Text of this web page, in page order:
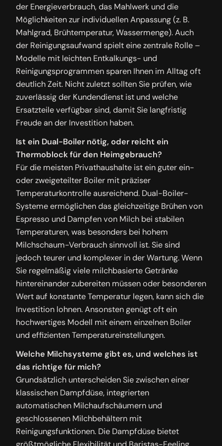
der Energieverbrauch, das Mahlwerk und die
Möglichkeiten zur individuellen Anpassung (z. B.
Mahlgrad, Brühtemperatur, Wassermenge). Auch
der Reinigungsaufwand spielt eine zentrale Rolle –
Modelle mit leichten Entkalkungs- und
Reinigungsprogrammen sparen Ihnen im Alltag oft
deutlich Zeit. Nicht zuletzt sollten Sie prüfen, wie
zuverlässig der Kundendienst ist und welche
Ersatzteile verfügbar sind, damit Sie langfristig
Freude an der Investition haben.
Ist ein Dual-Boiler nötig, oder reicht ein
Thermoblock für den Heimgebrauch?
Für die meisten Privathaushalte ist ein guter ein-
oder zweigeteilter Boiler mit präziser
Temperaturkontrolle ausreichend. Dual-Boiler-
Systeme ermöglichen das gleichzeitige Brühen von
Espresso und Dampfen von Milch bei stabilen
Temperaturen, was besonders bei hohem
Milchschaum-Verbrauch sinnvoll ist. Sie sind
jedoch teurer und komplexer in der Wartung. Wenn
Sie regelmäßig viele milchbasierte Getränke
hintereinander zubereiten müssen oder besonderen
Wert auf konstante Temperatur legen, kann sich die
Investition lohnen. Ansonsten genügt oft ein
hochwertiges Modell mit einem einzelnen Boiler
und effizienten Temperatureinstellungen.
Welche Milchsysteme gibt es, und welches ist
das richtige für mich?
Grundsätzlich unterscheiden Sie zwischen einer
klassischen Dampfdüse, integrierten
automatischen Milchaufschäumern und
geschlossenen Milchbehältern mit
Reinigungsfunktionen. Die Dampfdüse bietet